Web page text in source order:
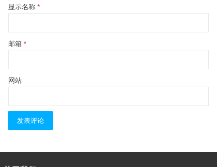
显示名称 *
邮箱 *
网站